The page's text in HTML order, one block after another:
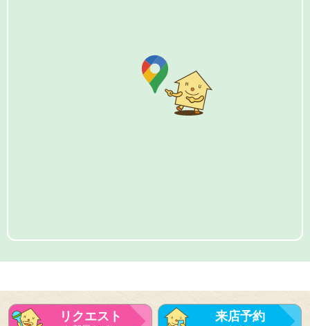
リクエスト 来店予約